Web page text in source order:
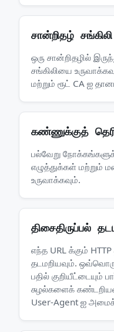
சான்றிதழ்
ஒரு சான்றிதழில்
சங்கிலியை
மற்றும் ரூட் CA ஐ
கண்ணுக்குத்
பல்வேறு
எழுத்துக்கள் மற்றும்
உருவாக்கவும்.
திசைதிருப்பல்
எந்த URL க்கும்
தடமறியவும்.
பதில் குறியீட்டையும்
சுழல்களைக்
User-Agent ஐ